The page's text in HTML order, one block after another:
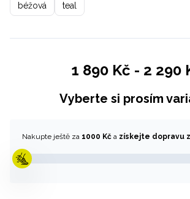
béžová teal
1 890 Kč - 2 290
Vyberte si prosím
Nakupte ještě za 1000 Kč a získejte dopravu